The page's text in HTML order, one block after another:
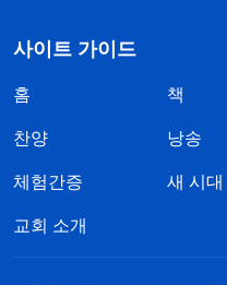
사이트 가이드
홈 책
찬양 낭송
체험간증 새 시대
교회 소개